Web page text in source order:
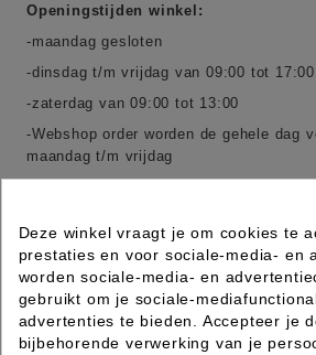
Openingstijden winkel:
-maandag gesloten
-dinsdag t/m vrijdag van 09:00 tot 17:00
-zaterdag van 09:00 tot 13:00
-Webshop order worden de gehele dag
maandag t/m vrijdag
Deze winkel vraagt je om cookies te
prestaties en voor sociale-media- en
worden sociale-media- en
gebruikt om je sociale-
advertenties te bieden. Accepteer je
bijbehorende verwerking van je